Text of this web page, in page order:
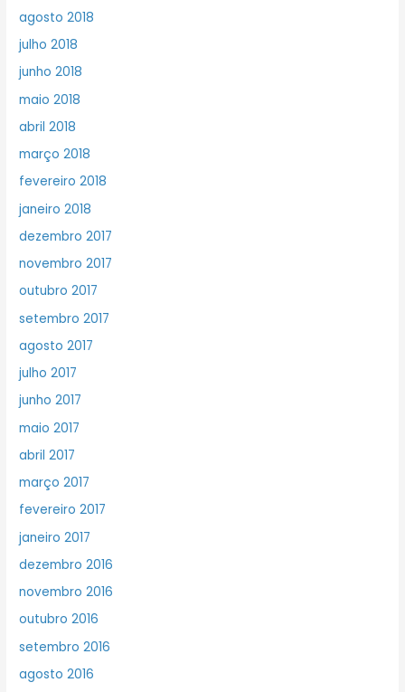
agosto 2018
julho 2018
junho 2018
maio 2018
abril 2018
março 2018
fevereiro 2018
janeiro 2018
dezembro 2017
novembro 2017
outubro 2017
setembro 2017
agosto 2017
julho 2017
junho 2017
maio 2017
abril 2017
março 2017
fevereiro 2017
janeiro 2017
dezembro 2016
novembro 2016
outubro 2016
setembro 2016
agosto 2016